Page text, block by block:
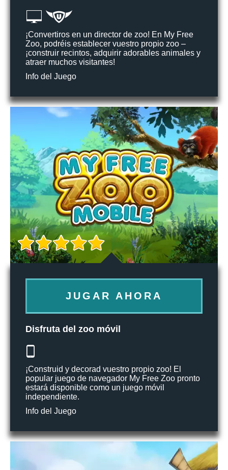
¡Convertiros en un director de zoo! En My Free
Zoo, podréis establecer vuestro propio zoo –
¡construir recintos, adquirir adorables animales y
atraer muchos visitantes!
Info del Juego
JUGAR AHORA
Disfruta del zoo móvil
¡Construid y decorad vuestro propio zoo! El
popular juego de navegador My Free Zoo pronto
estará disponible como un juego móvil
independiente.
Info del Juego